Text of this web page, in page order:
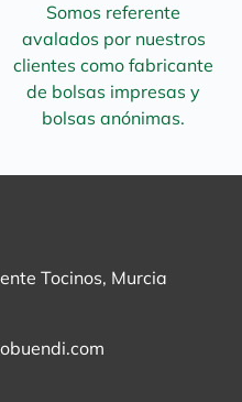
Somos referente
avalados por nuestros
clientes como fabricante
de bolsas impresas y
bolsas anónimas.
Tocinos, Murcia